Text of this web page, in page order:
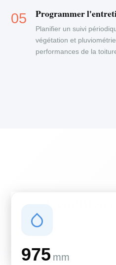
Programmer
Planifier un suivi
végétation et
performances de la
Des conditions qui
975 mm